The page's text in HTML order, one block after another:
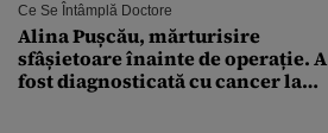
Ce Se Întâmplă Doctore
Alina Pușcău, mărturisire
sfâșietoare înainte de operație. A
fost diagnosticată cu cancer la